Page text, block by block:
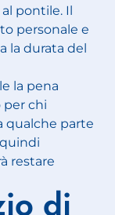
pontile. Il
personale e
la durata del
la pena
per chi
qualche parte
restare
di